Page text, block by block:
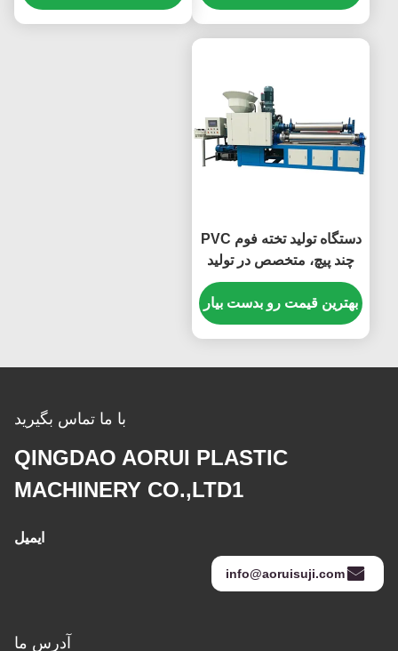
شده برای ثبات و عملیات
میلی متر، طراحی فشرده و
دستگاه تولید تخته فوم PVC
چند پیچ، متخصص در تولید
تخته های فوم با ضخامت
قابل تنظیم از 1 تا 30 میلی
متر
بهترین قیمت رو بدست بیار
با ما تماس بگیرید
QINGDAO AORUI PLASTIC
MACHINERY CO.,LTD1
ایمیل
info@aoruisuji.com
آدرس ما